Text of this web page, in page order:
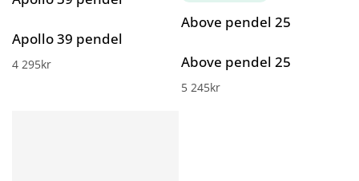
Apollo 39 pendel
4 295kr
Above pendel 25
Above pendel 25
5 245kr